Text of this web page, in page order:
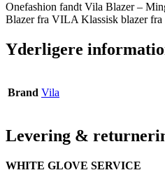
Onefashion fandt Vila Blazer –
Blazer fra VILA Klassisk blazer
Yderligere
Brand Vila
Levering &
WHITE GLOVE SERVICE